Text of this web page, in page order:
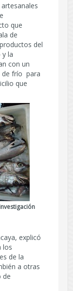
que
de
del
la
con un
de frío para
que
explicó
los
de la
a otras
de